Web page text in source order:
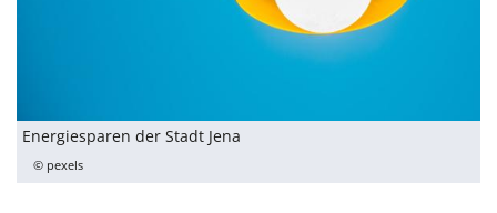
Energiesparen der Stadt Jena
© pexels